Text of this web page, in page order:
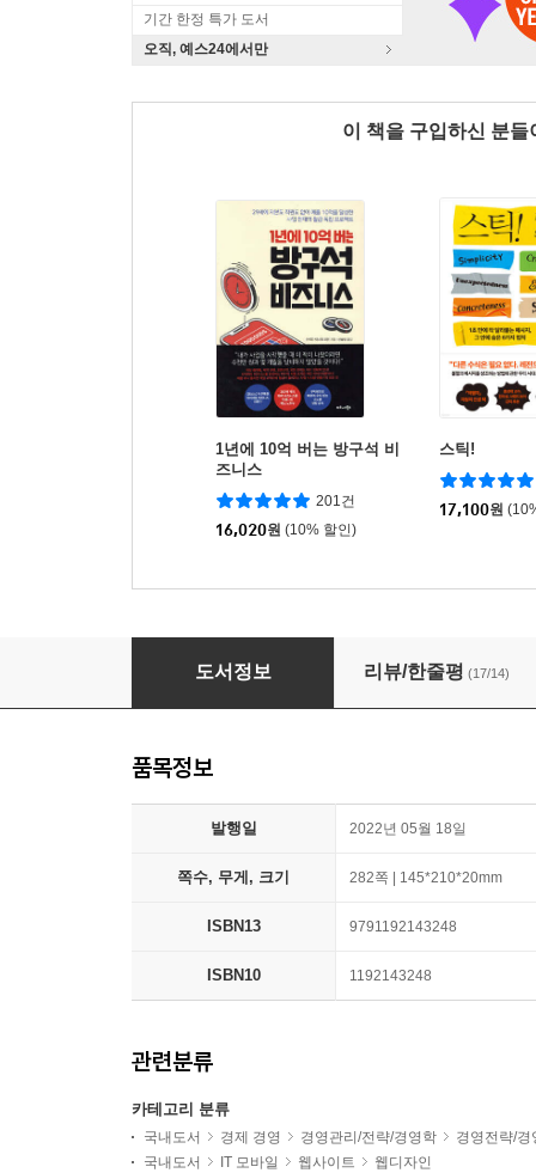
기간 한정 특가 도서
오직, 예스24에서만
이 책을 구입하신 분
1년에 10억 버는 방구석 비
즈니스
201건
16,020원 (10% 할인)
스틱!
17,100원
훅: 일상을 사로잡는 제품의 비밀
도서정보 리뷰/한줄평 (17/14)
품목정보
발행일 2022년 05월 18일
쪽수, 무게, 크기 282쪽 | 145*210*20mm
ISBN13 9791192143248
ISBN10 1192143248
관련분류
카테고리 분류
국내도서 경제 경영 경영관리/전략/경영학
경영전략/경
국내도서
IT 모바일 웹사이트
웹디자인